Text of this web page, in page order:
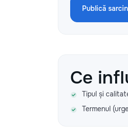
Publică
Ce
Tipul și
Termenul